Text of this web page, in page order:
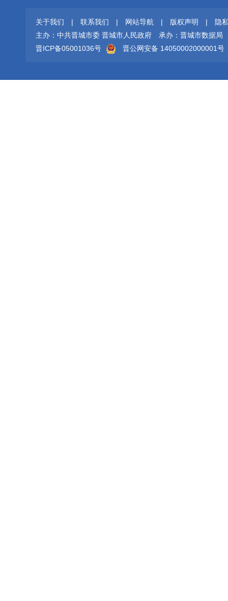
关于我们 | 联系我们 | 网站导航 | 版权声明 |
隐
主办：中共晋城市委 晋城市人民政府
承办：晋城市数据局
晋ICP备05001036号
晋公网安备 14050002000001号